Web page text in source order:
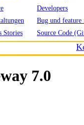
Stories
Developers
Bug und feature
Source Code
7.0